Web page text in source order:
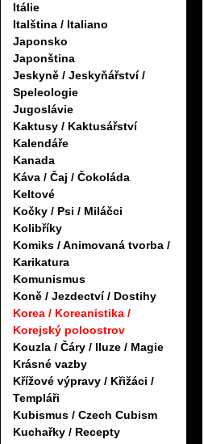
Itálie
Italština / Italiano
Japonsko
Japonština
Jeskyně / Jeskyňářství /
Speleologie
Jugoslávie
Kaktusy / Kaktusářství
Kalendáře
Kanada
Káva / Čaj / Čokoláda
Keltové
Kočky / Psi / Miláčci
Kolibříky
Komiks / Animovaná tvorba /
Karikatura
Komunismus
Koně / Jezdectví / Dostihy
Korea / Koreanistika /
Korejský poloostrov
Kouzla / Čáry / Iluze / Magie
Krásné vazby
Křížové výpravy / Křižáci /
Templáři
Kubismus / Czech Cubism
Kuchařky / Recepty